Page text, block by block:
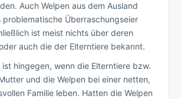
Auch Welpen aus dem Ausland
problematische Überraschungseier
ist meist nichts über deren
auch die der Elterntiere bekannt.
ist hingegen, wenn die Elterntiere bzw.
und die Welpen bei einer netten,
Familie leben. Hatten die Welpen